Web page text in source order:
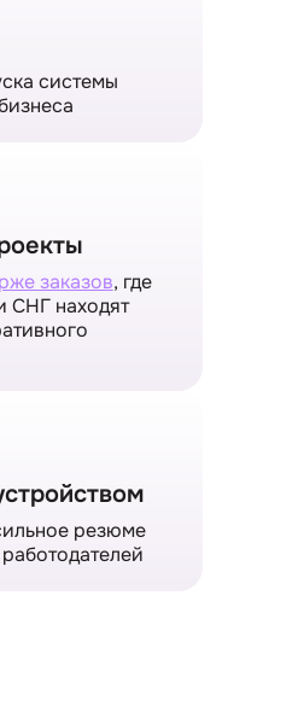
системы
заказов, где
СНГ находят
резюме